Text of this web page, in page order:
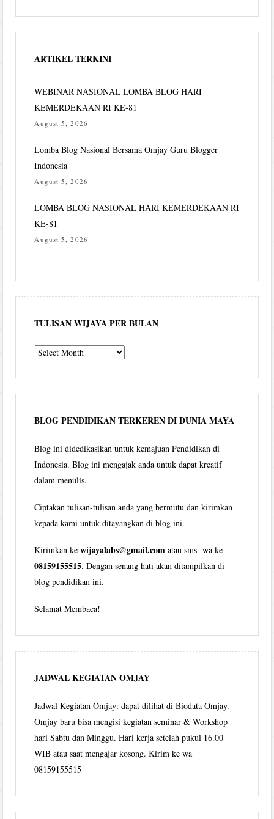
ARTIKEL TERKINI
WEBINAR NASIONAL LOMBA BLOG HARI
KEMERDEKAAN RI KE-81
August 5, 2026
Lomba Blog Nasional Bersama Omjay Guru Blogger
Indonesia
August 5, 2026
LOMBA BLOG NASIONAL HARI KEMERDEKAAN RI
KE-81
August 5, 2026
TULISAN WIJAYA PER BULAN
Tulisan
per
bulan
BLOG PENDIDIKAN TERKEREN DI DUNIA MAYA
Blog ini didedikasikan untuk kemajuan Pendidikan di
Indonesia. Blog ini mengajak anda untuk dapat kreatif
dalam menulis.
Ciptakan tulisan-tulisan anda yang bermutu dan kirimkan
kepada kami untuk ditayangkan di blog ini.
Kirimkan kewijayalabs@gmail.com atau sms wa ke
08159155515. Dengan senang hati akan ditampilkan di
blog pendidikan ini.
Selamat Membaca!
JADWAL KEGIATAN OMJAY
Jadwal Kegiatan Omjay: dapat dilihat di Biodata Omjay.
Omjay baru bisa mengisi kegiatan seminar & Workshop
hari Sabtu dan Minggu. Hari kerja setelah pukul 16.00
WIB atau saat mengajar kosong. Kirim ke wa
08159155515